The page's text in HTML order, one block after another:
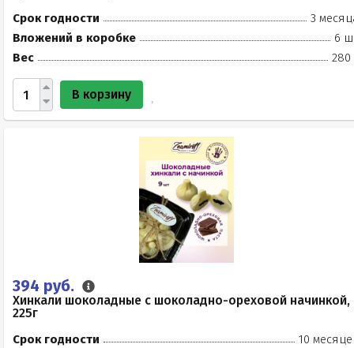
Срок годности
3
Вложений в коробке
6
Вес
280
В корзину
394 руб.
Хинкали шоколадные с шоколадно-ореховой начинкой,
225г
Срок годности
10